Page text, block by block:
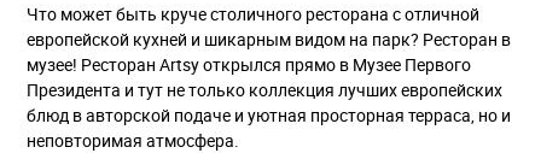
Что может быть круче столичного ресторана с отличной
европейской кухней и шикарным видом на парк? Ресторан в
музее! Ресторан Artsy открылся прямо в Музее Первого
Президента и тут не только коллекция лучших европейских
блюд в авторской подаче и уютная просторная терраса, но и
неповторимая атмосфера.